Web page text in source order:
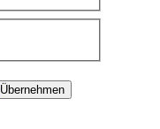
Übernehmen